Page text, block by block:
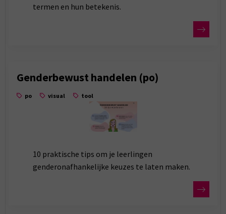
termen en hun betekenis.
Genderbewust handelen (po)
po visual tool
10 praktische tips om je leerlingen
genderonafhankelijke keuzes te laten maken.